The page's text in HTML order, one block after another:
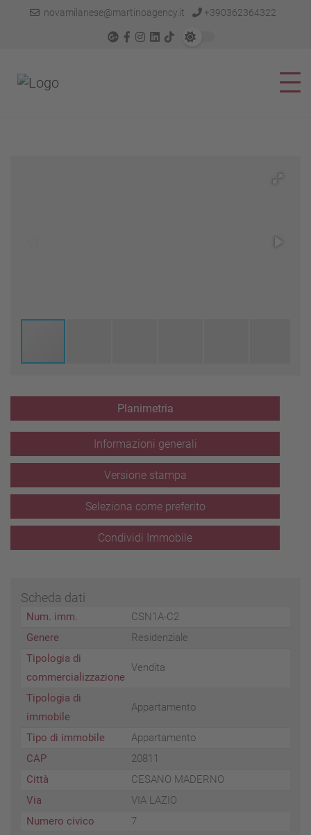
novamilanese@martinoagency.it +390362364322
Planimetria
Informazioni generali
Versione stampa
Seleziona come preferito
Condividi Immobile
Scheda dati
Num. imm.
CSN1A-C2
Genere
Residenziale
Tipologia di
commercializzazione
Vendita
Tipologia di
immobile
Appartamento
Tipo di immobile
Appartamento
CAP
20811
Città
CESANO MADERNO
Via
VIA LAZIO
Numero civico
7